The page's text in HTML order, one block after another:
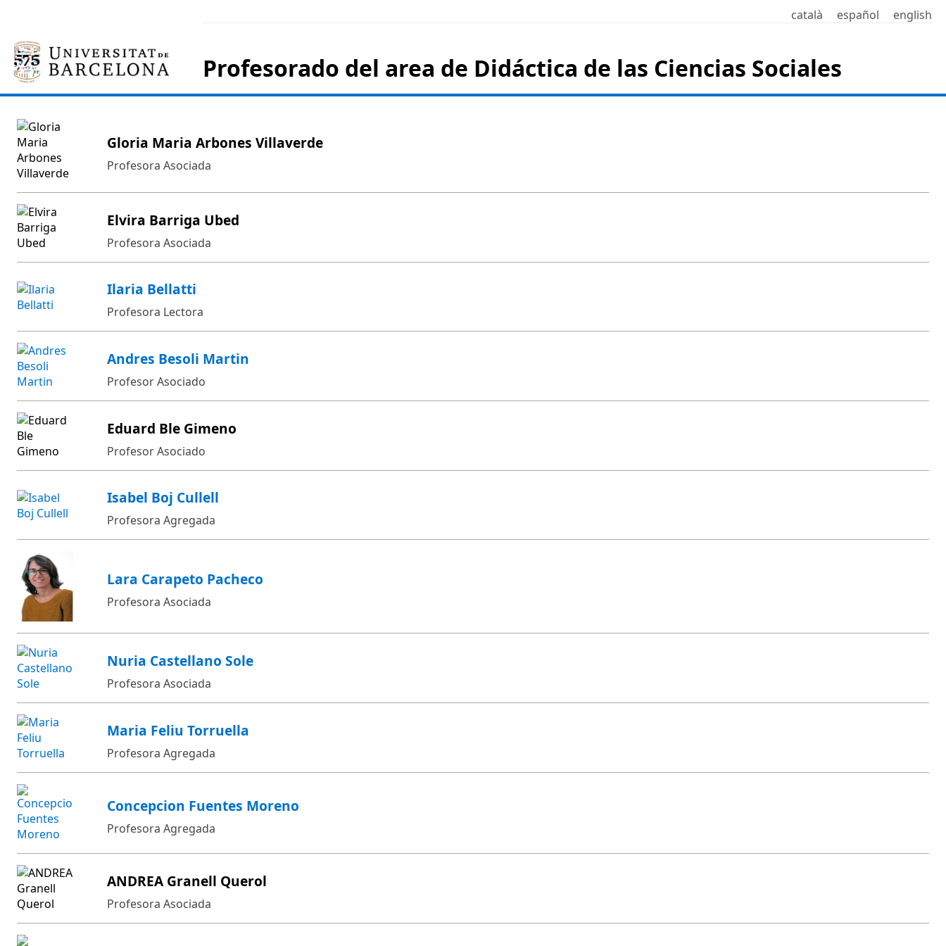
català español english
Profesorado del area de Didáctica de las Ciencias Sociales
Gloria Maria Arbones Villaverde
Profesora Asociada
Elvira Barriga Ubed
Profesora Asociada
Ilaria Bellatti
Profesora Lectora
Andres Besoli Martin
Profesor Asociado
Eduard Ble Gimeno
Profesor Asociado
Isabel Boj Cullell
Profesora Agregada
Lara Carapeto Pacheco
Profesora Asociada
Nuria Castellano Sole
Profesora Asociada
Maria Feliu Torruella
Profesora Agregada
Concepcion Fuentes Moreno
Profesora Agregada
ANDREA Granell Querol
Profesora Asociada